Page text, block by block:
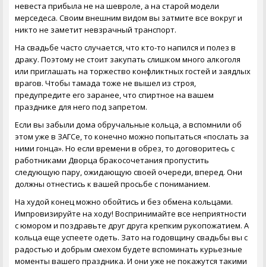
невеста прибыла не на шевроле, а на старой модели
мерседеса. Своим внешним видом вы затмите все вокруг и
никто не заметит невзрачный транспорт.
На свадьбе часто случается, что кто-то напился и полез в
драку. Поэтому не стоит закупать слишком много алкоголя
или приглашать на торжество конфликтных гостей и заядлых
врагов. Чтобы тамада тоже не вышел из строя,
предупредите его заранее, что спиртное на вашем
празднике для него под запретом.
Если вы забыли дома обручальные кольца, а вспомнили об
этом уже в ЗАГСе, то конечно можно попытаться «послать за
ними гонца». Но если времени в обрез, то договоритесь с
работниками Дворца бракосочетания пропустить
следующую пару, ожидающую своей очереди, вперед. Они
должны отнестись к вашей просьбе с пониманием.
На худой конец можно обойтись и без обмена кольцами.
Импровизируйте на ходу! Воспринимайте все неприятности
с юмором и поздравьте друг друга крепким рукопожатием. А
кольца еще успеете одеть. Зато на годовщину свадьбы вы с
радостью и добрым смехом будете вспоминать курьезные
моменты вашего праздника. И они уже не покажутся такими